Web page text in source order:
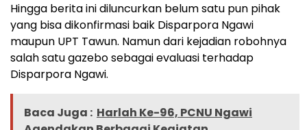
Hingga berita ini diluncurkan belum satu pun pihak
yang bisa dikonfirmasi baik Disparpora Ngawi
maupun UPT Tawun. Namun dari kejadian robohnya
salah satu gazebo sebagai evaluasi terhadap
Disparpora Ngawi.
Baca Juga : Harlah Ke-96, PCNU Ngawi